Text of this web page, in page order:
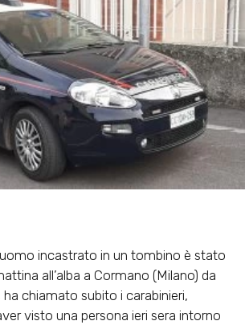
incastrato in un tombino è stato
all’alba a Cormano (Milano) da
chiamato subito i carabinieri,
visto una persona ieri sera intorno